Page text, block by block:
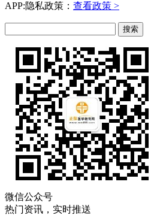
APP:隐私政策： 查看政策 >
微信公众号
热门资讯，实时推送